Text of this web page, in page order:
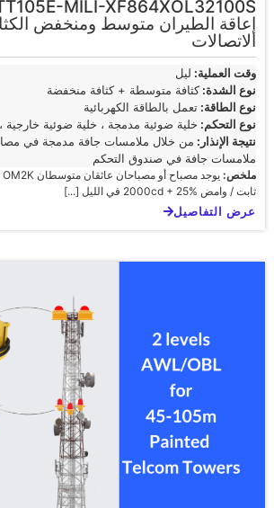
إعاقة الطيران متوسط ومنخفض
الاتصالات
وقت العملية: ليل
نوع الشدة:كثافة متوسطة + كثافة منخفضة
نوع الطاقة: تعمل بالطاقة الكهربائية
نوع التحكم: خلية ضوئية مدمجة ، خلية ضوئية
نتيجة الإنذار:
ملامسات جافة في صندوق التحكم
ملخص:
ثابت / وامض 2000cd + 25% في الليل [...]
عرض التفاصيل